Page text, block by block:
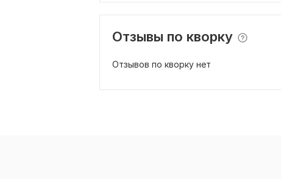
Отзывы по кворку
Отзывов по кворку нет